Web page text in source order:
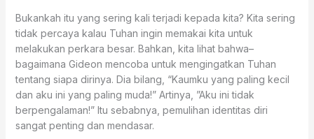
Bukankah itu yang sering kali terjadi kepada kita? Kita sering
tidak percaya kalau Tuhan ingin memakai kita untuk
melakukan perkara besar. Bahkan, kita lihat bahwa–
bagaimana Gideon mencoba untuk mengingatkan Tuhan
tentang siapa dirinya. Dia bilang, “Kaumku yang paling kecil
dan aku ini yang paling muda!” Artinya, ”Aku ini tidak
berpengalaman!” Itu sebabnya, pemulihan identitas diri
sangat penting dan mendasar.